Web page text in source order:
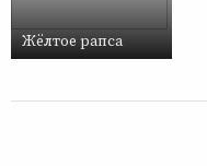
Жёлтое рапса